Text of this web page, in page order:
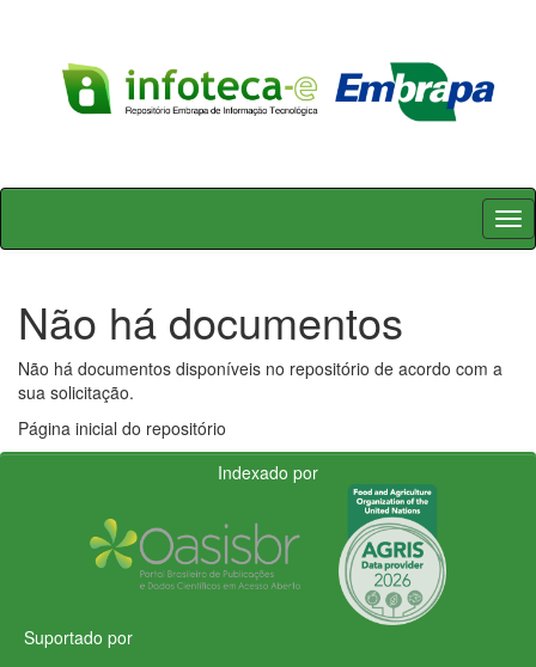
Skip
Não há documentos
Não há documentos disponíveis no repositório de acordo com a
sua solicitação.
Página inicial do repositório
Indexado por
Suportado por